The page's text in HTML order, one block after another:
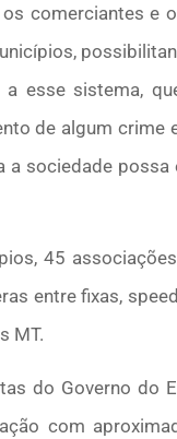
comerciantes e
esse sistema,
de algum crime
sociedade
45
entre fixas,
MT.
do Governo do
com